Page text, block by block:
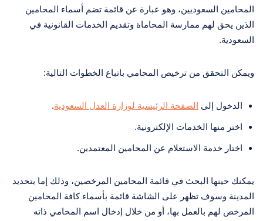
المحامين السعوديين، وهو عبارة عن قائمة تضم أسماء المحامين
الذين يحق لهم ممارسة المحاماة وتقديم الخدمات القانونية في
السعودية.
ويمكن التحقق من ترخيص المحامي باتباع الخطوات التالية:
الدخول إلى الصفحة الرئيسية لوزارة العدل السعودية.
اختر منها الخدمات الإلكترونية.
اختار خدمة الاستعلام عن المحامين المعتمدين.
يمكنك حينها البحث في قائمة المحامين المرخصين، وذلك إما بتحديد
المدينة وسوف تظهر على الشاشة قائمة بأسماء كافة المحامين
المرخص لهم بالعمل بها، أو من خلال إدخال اسم المحامي ذاته